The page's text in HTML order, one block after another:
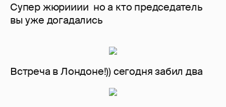
Супер жюрииии но а кто председатель
вы уже догадались
Встреча в Лондоне!)) сегодня забил два